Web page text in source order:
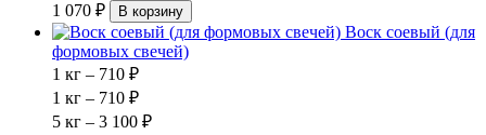
1 070 ₽
В корзину
Воск соевый (для
формовых свечей)
1 кг – 710 ₽
1 кг – 710 ₽
5 кг – 3 100 ₽